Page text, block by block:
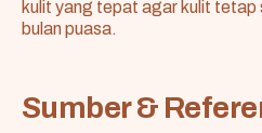
kulit yang tepat agar kulit
bulan puasa.
Sumber &